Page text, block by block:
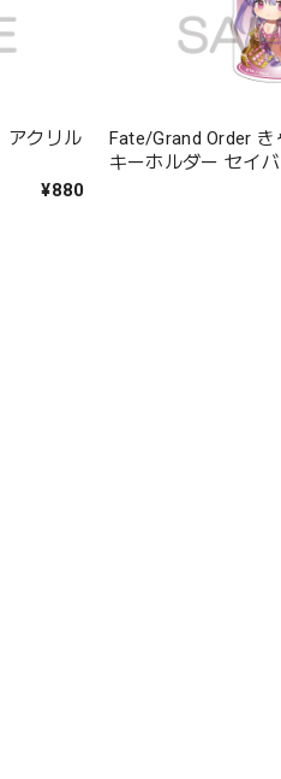
アクリル
¥880
Fate/Grand Order
キーホルダー セイ